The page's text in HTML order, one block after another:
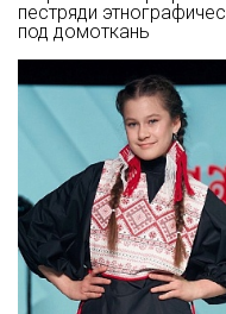
пестряди
под домоткань
Секретная
Мы публикуем
промокоды и
Электронная почта